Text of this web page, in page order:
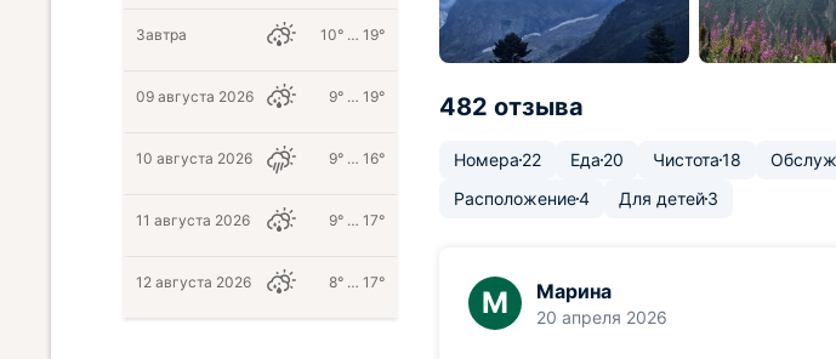
482 отзыва
Номера 22 Еда 20 Чистота18
Расположение4 Для детей3
М Марина
20 апреля 2026
Завтра 10° … 19°
09 августа 2026 9° … 19°
10 августа 2026 9° … 16°
11 августа 2026 9° … 17°
12 августа 2026 8° … 17°